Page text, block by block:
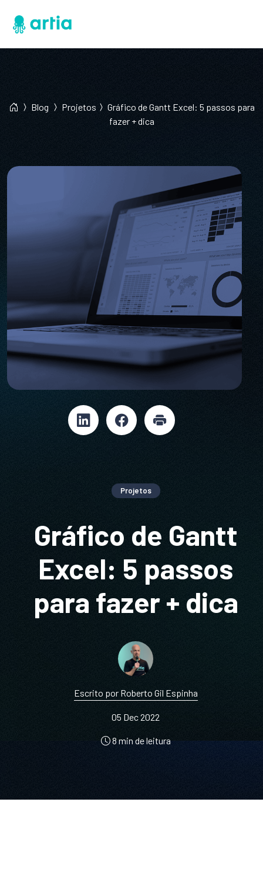
Blog Projetos
Gráfico de Gantt Excel: 5 passos para
fazer + dica
Projetos
Gráfico de Gantt
Excel: 5 passos
para fazer + dica
Escrito por Roberto Gil Espinha
05 Dec 2022
8 min de leitura